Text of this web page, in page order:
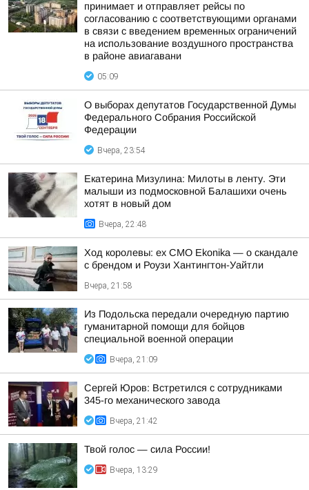
принимает и отправляет рейсы по
согласованию с соответствующими органами
в связи с введением временных ограничений
на использование воздушного пространства
в районе авиагавани
05:09
О выборах депутатов Государственной Думы
Федерального Собрания Российской
Федерации
Вчера, 23:54
Екатерина Мизулина: Милоты в ленту. Эти
малыши из подмосковной Балашихи очень
хотят в новый дом
Вчера, 22:48
Ход королевы: ex CMO Ekonika — о скандале
с брендом и Роузи Хантингтон-Уайтли
Вчера, 21:58
Из Подольска передали очередную партию
гуманитарной помощи для бойцов
специальной военной операции
Вчера, 21:09
Сергей Юров: Встретился с сотрудниками
345-го механического завода
Вчера, 21:42
Твой голос — сила России!
Вчера, 13:29